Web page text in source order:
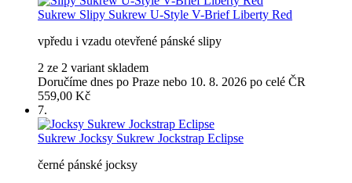
Sukrew Slipy Sukrew U-Style V-Brief Liberty Red
vpředu i vzadu otevřené pánské slipy
2 ze 2 variant skladem
Doručíme dnes po Praze nebo 10. 8. 2026 po celé ČR
559,00 Kč
7.
Sukrew Jocksy Sukrew Jockstrap Eclipse
černé pánské jocksy